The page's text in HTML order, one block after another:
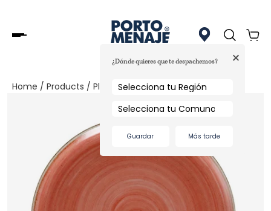
¿Dónde quieres que te despachemos? +
Guardar Más tarde
Home / Products / Plato Coupe 28 Cm Salmón, Artisan